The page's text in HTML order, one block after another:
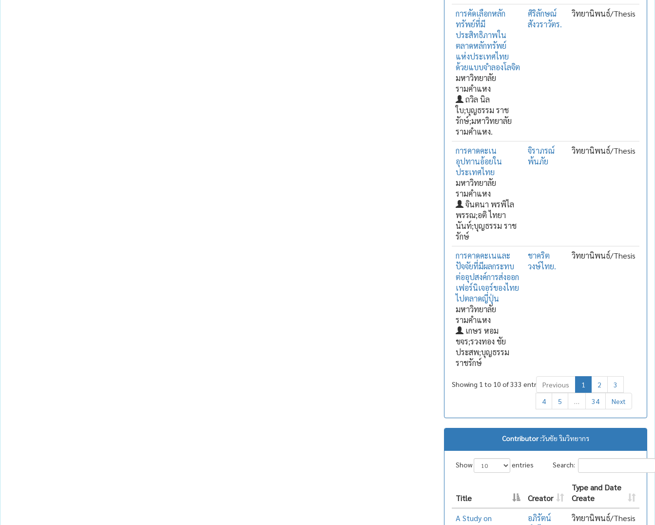
การคัดเลือกหลัก
ทรัพย์ที่มี
ประสิทธิภาพใน
ตลาดหลักทรัพย์
แห่งประเทศไทย
ด้วยแบบจำลองโลจิต
มหาวิทยาลัย
รามคำแหง
ถวิล นิล
ใบ;บุญธรรม ราช
รักษ์;มหาวิทยาลัย
รามคำแหง.
ศิริลักษณ์
สังวราวัตร.
วิทยานิพนธ์/Thesis
การคาดคะเน
อุปทานอ้อยใน
ประเทศไทย
มหาวิทยาลัย
รามคำแหง
จินตนา พรพิไล
พรรณ;อติ ไทยา
นันท์;บุญธรรม ราช
รักษ์
จิราภรณ์
พ้นภัย
วิทยานิพนธ์/Thesis
การคาดคะเนและ
ปัจจัยที่มีผลกระทบ
ต่ออุปสงค์การส่งออก
เฟอร์นิเจอร์ของไทย
ไปตลาดญี่ปุ่น
มหาวิทยาลัย
รามคำแหง
เกษร หอม
ขจร;รวงทอง ชัย
ประสพ;บุญธรรม
ราชรักษ์
ชาคริต
วงษ์ไทย.
วิทยานิพนธ์/Thesis
Showing 1 to 10 of 333 entriesPrevious 1 2
3
4
5 … 34 Next
Contributor :วันชัย ริมวิทยากร
Show entries Search:
Title Creator
Type and Date
Create
A Study on
อภิรัตน์
วิทยานิพนธ์/Thesis